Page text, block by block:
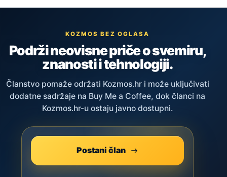
KOZMOS BEZ OGLASA
Podrži neovisne priče o svemiru,
znanosti i tehnologiji.
Članstvo pomaže održati Kozmos.hr i može uključivati
dodatne sadržaje na Buy Me a Coffee, dok članci na
Kozmos.hr-u ostaju javno dostupni.
Postani član